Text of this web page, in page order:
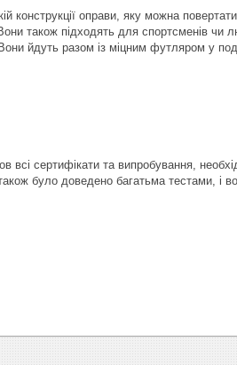
конструкції оправи, яку можна
також підходять для спортсменів чи
йдуть разом із міцним футляром у
всі сертифікати та випробування,
було доведено багатьма тестами, і